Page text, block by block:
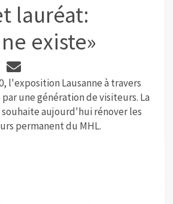
lauréat:
existe»
l'exposition Lausanne à travers
par une génération de visiteurs. La
souhaite aujourd'hui rénover les
permanent du MHL.